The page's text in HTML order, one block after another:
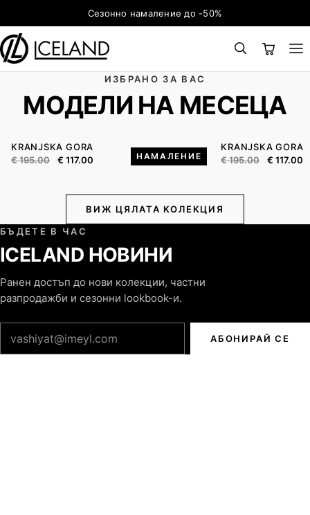
Към съдържаниетоСезонно намаление до -50%
ИЗБРАНО ЗА ВАС
МОДЕЛИ НА МЕСЕЦА
НАМАЛЕНИЕ
KRANJSKA GORA
€195.00 € 117.00
KRANJSKA GORA
€195.00 € 117.00
ВИЖ ЦЯЛАТА КОЛЕКЦИЯ
БЪДЕТЕ В ЧАС
ICELAND НОВИНИ
Ранен достъп до нови колекции, частни
разпродажби и сезонни lookbook-и.
АБОНИРАЙ СЕ